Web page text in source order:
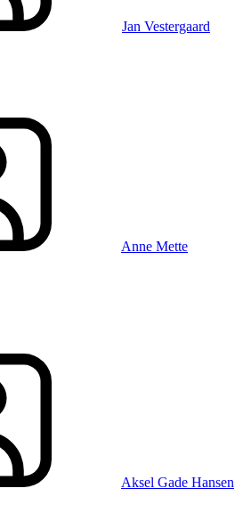
Jan Vestergaard
Anne Mette
Aksel Gade Hansen